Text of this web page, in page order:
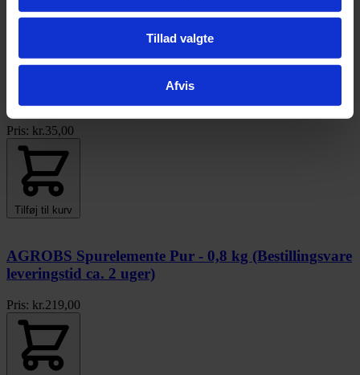
Tillad valgte
Afvis
Pris: kr.35,00
Tilføj til kurv
AGROBS Spurelemente Pur - 0,8 kg (Bestillingsvare
leveringstid ca. 2 uger)
Pris: kr.219,00